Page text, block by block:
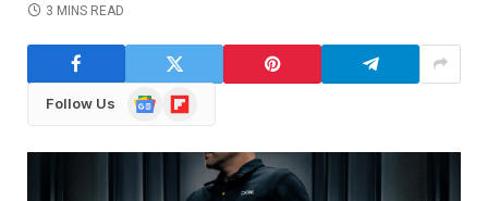
3 MINS READ
Follow Us
GoogleFlipboard